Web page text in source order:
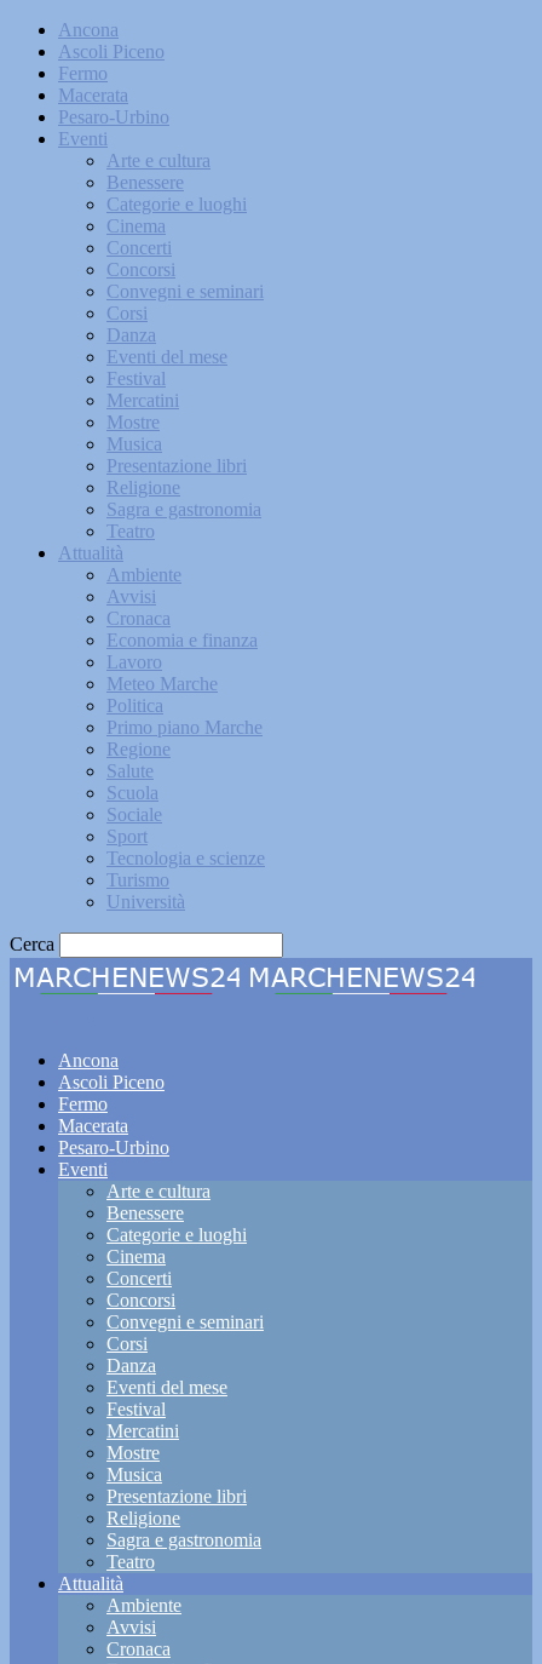
Ancona
Ascoli Piceno
Fermo
Macerata
Pesaro-Urbino
Eventi
Arte e cultura
Benessere
Categorie e luoghi
Cinema
Concerti
Concorsi
Convegni e seminari
Corsi
Danza
Eventi del mese
Festival
Mercatini
Mostre
Musica
Presentazione libri
Religione
Sagra e gastronomia
Teatro
Attualità
Ambiente
Avvisi
Cronaca
Economia e finanza
Lavoro
Meteo Marche
Politica
Primo piano Marche
Regione
Salute
Scuola
Sociale
Sport
Tecnologia e scienze
Turismo
Università
Cerca
Ancona
Ascoli Piceno
Fermo
Macerata
Pesaro-Urbino
Eventi
Arte e cultura
Benessere
Categorie e luoghi
Cinema
Concerti
Concorsi
Convegni e seminari
Corsi
Danza
Eventi del mese
Festival
Mercatini
Mostre
Musica
Presentazione libri
Religione
Sagra e gastronomia
Teatro
Attualità
Ambiente
Avvisi
Cronaca